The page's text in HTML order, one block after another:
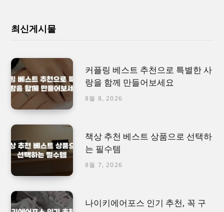
최신게시물
커플링 베스트 추천으로 특별한 사
랑을 함께 만들어보세요
8월 8, 2026
책상 추천 베스트 상품으로 선택하
는 필수템
8월 7, 2026
나이키에어포스 인기 추천, 꼭 구